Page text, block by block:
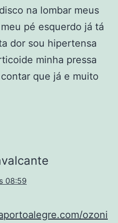
na lombar meus
pé esquerdo já tá
dor sou hipertensa
minha pressa
que já e muito
08:59
ozoni